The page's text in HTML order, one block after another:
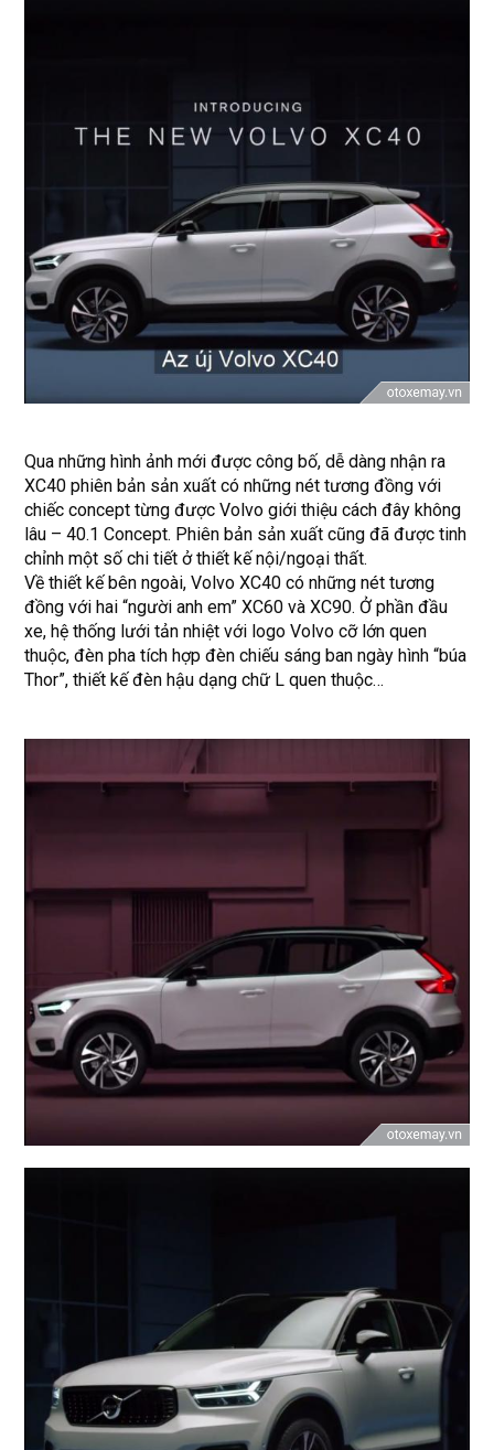
Qua những hình ảnh mới được công bố, dễ dàng nhận ra
XC40 phiên bản sản xuất có những nét tương đồng với
chiếc concept từng được Volvo giới thiệu cách đây không
lâu – 40.1 Concept. Phiên bản sản xuất cũng đã được tinh
chỉnh một số chi tiết ở thiết kế nội/ngoại thất.
Về thiết kế bên ngoài, Volvo XC40 có những nét tương
đồng với hai “người anh em” XC60 và XC90. Ở phần đầu
xe, hệ thống lưới tản nhiệt với logo Volvo cỡ lớn quen
thuộc, đèn pha tích hợp đèn chiếu sáng ban ngày hình “búa
Thor”, thiết kế đèn hậu dạng chữ L quen thuộc…